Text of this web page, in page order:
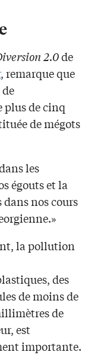
2.0de
, remarque que
de
plus de cinq
de mégots
les
égouts et la
nos cours
la pollution
des
de moins de
de
est
importante.